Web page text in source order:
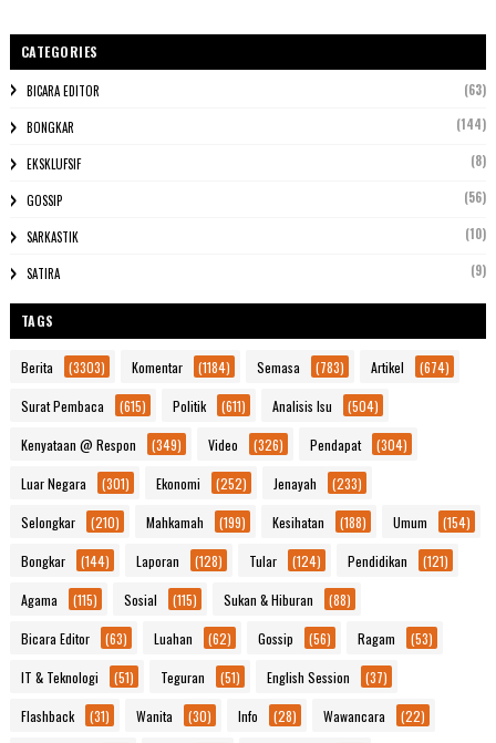
CATEGORIES
BICARA EDITOR (63)
BONGKAR (144)
EKSKLUFSIF (8)
GOSSIP (56)
SARKASTIK (10)
SATIRA (9)
TAGS
Berita (3303) Komentar (1184) Semasa (783) Artikel (674)
Surat Pembaca (615) Politik (611) Analisis Isu (504)
Kenyataan @ Respon (349) Video (326) Pendapat (304)
Luar Negara (301) Ekonomi (252) Jenayah (233)
Selongkar (210) Mahkamah (199) Kesihatan (188) Umum (154)
Bongkar (144) Laporan (128) Tular (124) Pendidikan (121)
Agama (115) Sosial (115) Sukan & Hiburan (88)
Bicara Editor (63) Luahan (62) Gossip (56) Ragam (53)
IT & Teknologi (51) Teguran (51) English Session (37)
Flashback (31) Wanita (30) Info (28) Wawancara (22)